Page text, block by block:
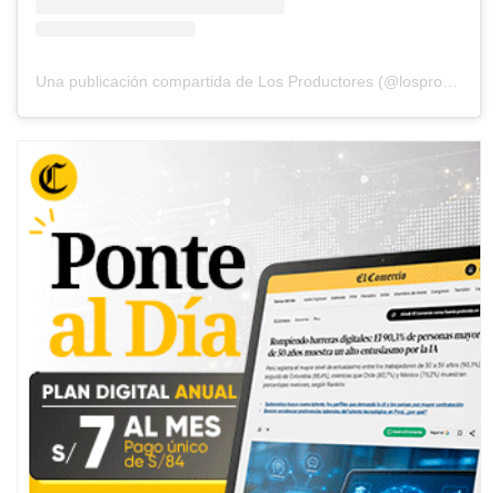
Una publicación compartida de Los Productores (@losproductores_)